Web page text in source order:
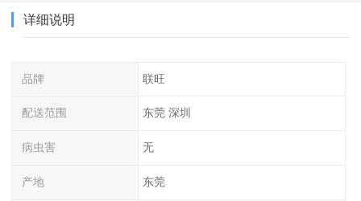
详细说明
品牌 联旺
配送范围 东莞 深圳
病虫害 无
产地 东莞